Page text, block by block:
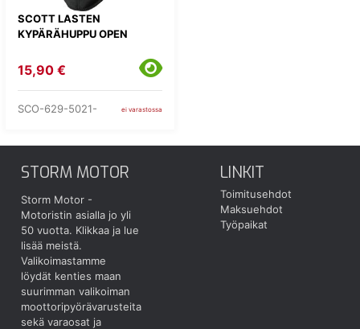
SCOTT LASTEN
KYPÄRÄHUPPU OPEN
15,90 €
SCO-629-5021- ei varastossa
STORM MOTOR
Storm Motor -
Motoristin asialla jo yli
50 vuotta. Klikkaa ja lue
lisää meistä.
Valikoimastamme
löydät kenties maan
suurimman valikoiman
moottoripyörävarusteita
sekä varaosat ja
LINKIT
Toimitusehdot
Maksuehdot
Työpaikat